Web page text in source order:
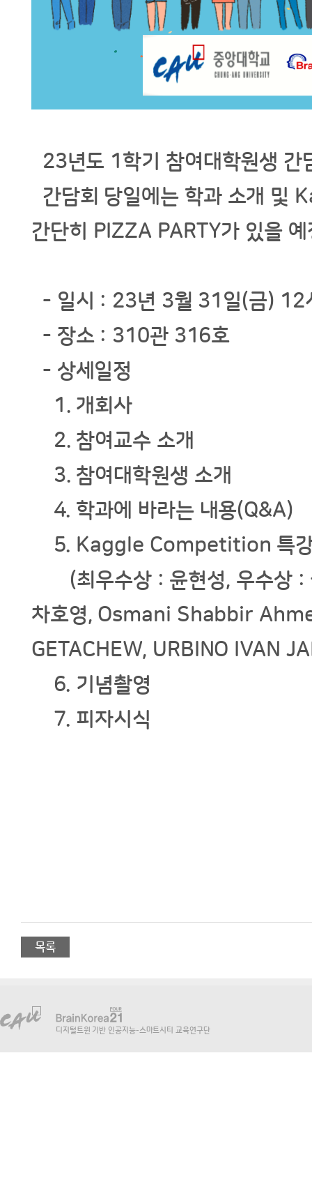
23년도 1학기 참여대학원생 간
간담회 당일에는 학과 소개 및
간단히 PIZZA PARTY가 있을
- 일시 : 23년 3월 31일(금) 12
- 장소 : 310관 316호
- 상세일정
1. 개회사
2. 참여교수 소개
3. 참여대학원생 소개
4. 학과에 바라는 내용(Q&A)
5. Kaggle Competition 특강
(최우수상 : 윤현성, 우수상 :
차호영, Osmani Shabbir
GETACHEW, URBINO IVAN
6. 기념촬영
7. 피자시식
목록
디지털트윈 기반 인공지능-스마트시티 교육연구단